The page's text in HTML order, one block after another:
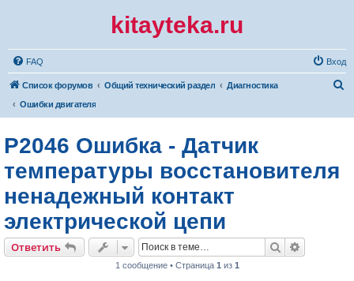
kitayteka.ru
FAQ Вход
Список форумов Общий технический раздел
Диагностика
Ошибки двигателя
P2046 Ошибка - Датчик
температуры восстановителя
ненадежный контакт
электрической цепи
Ответить Поиск
1 сообщение • Страница 1 из 1